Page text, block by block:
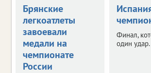
Брянские
легкоатлеты
завоевали
медали на
чемпионате
России
Финал,
один удар.